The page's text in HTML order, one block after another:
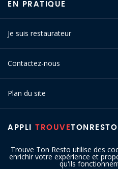
Trouve Ton Resto utilise des
enrichir votre expérience et
qu'ils
APPLI TROUVETONRESTO
EN PRATIQUE
Je suis restaurateur
Contactez-nous
Plan du site